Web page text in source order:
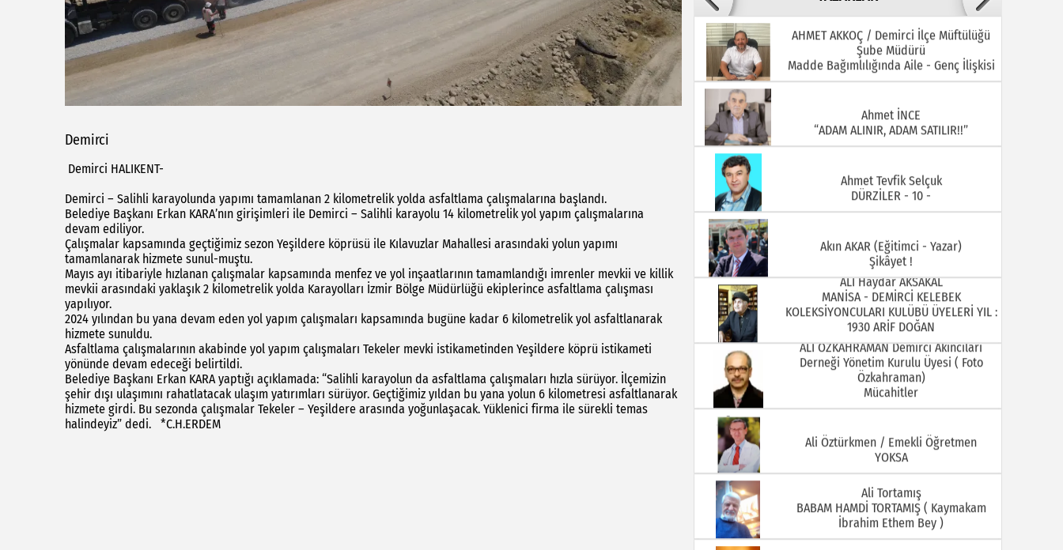
Demirci
Demirci HALIKENT-
Demirci – Salihli karayolunda yapımı tamamlanan 2 kilometrelik yolda asfaltlama çalışmalarına başlandı.
Belediye Başkanı Erkan KARA’nın girişimleri ile Demirci – Salihli karayolu 14 kilometrelik yol yapım çalışmalarına
devam ediliyor.
Çalışmalar kapsamında geçtiğimiz sezon Yeşildere köprüsü ile Kılavuzlar Mahallesi arasındaki yolun yapımı
tamamlanarak hizmete sunul-muştu.
Mayıs ayı itibariyle hızlanan çalışmalar kapsamında menfez ve yol inşaatlarının tamamlandığı imrenler mevkii ve killik
mevkii arasındaki yaklaşık 2 kilometrelik yolda Karayolları İzmir Bölge Müdürlüğü ekiplerince asfaltlama çalışması
yapılıyor.
2024 yılından bu yana devam eden yol yapım çalışmaları kapsamında bugüne kadar 6 kilometrelik yol asfaltlanarak
hizmete sunuldu.
Asfaltlama çalışmalarının akabinde yol yapım çalışmaları Tekeler mevki istikametinden Yeşildere köprü istikameti
yönünde devam edeceği belirtildi.
Belediye Başkanı Erkan KARA yaptığı açıklamada: “Salihli karayolun da asfaltlama çalışmaları hızla sürüyor. İlçemizin
şehir dışı ulaşımını rahatlatacak ulaşım yatırımları sürüyor. Geçtiğimiz yıldan bu yana yolun 6 kilometresi asfaltlanarak
hizmete girdi. Bu sezonda çalışmalar Tekeler – Yeşildere arasında yoğunlaşacak. Yüklenici firma ile sürekli temas
halindeyiz” dedi. *C.H.ERDEM
22.07.2026 20.07.2026
15.07.2026
08.07.2026 06.07.2026
AHMET AKKOÇ / Demirci İlçe Müftülüğü
Şube Müdürü
Madde Bağımlılığında Aile - Genç İlişkisi
Ahmet İNCE
“ADAM ALINIR, ADAM SATILIR!!”
Ahmet Tevfik Selçuk
DÜRZİLER - 10 -
Akın AKAR (Eğitimci - Yazar)
Şikâyet !
ALİ Haydar AKSAKAL
MANİSA - DEMİRCİ KELEBEK
KOLEKSİYONCULARI KULÜBÜ ÜYELERİ YIL :
1930 ARİF DOĞAN
ALİ ÖZKAHRAMAN Demirci Akıncıları
Derneği Yönetim Kurulu Üyesi ( Foto
Özkahraman)
Mücahitler
Ali Öztürkmen / Emekli Öğretmen
YOKSA
Ali Tortamış
BABAM HAMDİ TORTAMIŞ ( Kaymakam
İbrahim Ethem Bey )